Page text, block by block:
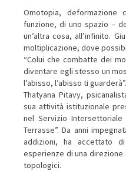
Omotopia,
funzione, di uno spazio –
un’altra cosa, all’infinito.
moltiplicazione, dove
“Colui che combatte dei
diventare egli stesso un
l’abisso, l’abisso ti
Thatyana Pitavy,
sua attività istituzionale
nel Servizio
Terrasse”. Da anni
addizioni, ha accettato
esperienze di una direzione
topologici.